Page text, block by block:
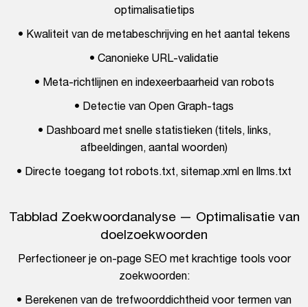
optimalisatietips
• Kwaliteit van de metabeschrijving en het aantal tekens
• Canonieke URL-validatie
• Meta-richtlijnen en indexeerbaarheid van robots
• Detectie van Open Graph-tags
• Dashboard met snelle statistieken (titels, links,
afbeeldingen, aantal woorden)
• Directe toegang tot robots.txt, sitemap.xml en llms.txt
Tabblad Zoekwoordanalyse — Optimalisatie van
doelzoekwoorden
Perfectioneer je on-page SEO met krachtige tools voor
zoekwoorden:
• Berekenen van de trefwoorddichtheid voor termen van